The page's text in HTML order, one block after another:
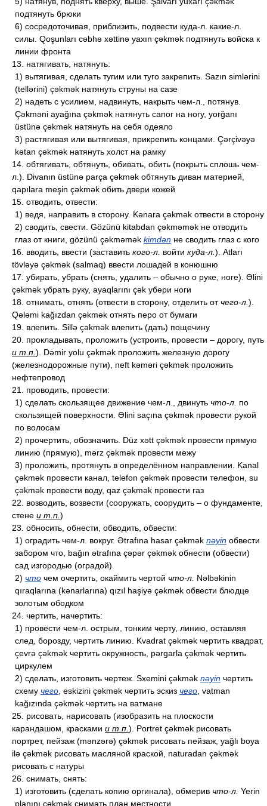
подтянуть брюки
6) сосредоточивая, приблизить, подвести куда-л. какие-л.
силы. Qoşunları cəbhə xəttinə yaxın çəkmək подтянуть войска к
линии фронта
13. натягивать, натянуть:
1) вытягивая, сделать тугим или туго закрепить. Sazın simlərini
(tellərini) çəkmək натянуть струны на сазе
2) надеть с усилием, надвинуть, накрыть чем-л., потянув.
Çəkməni ayağına çəkmək натянуть сапог на ногу, yorğanı
üstünə çəkmək натянуть на себя одеяло
3) растягивая или вытягивая, прикрепить концами. Çərçivəyə
kətan çəkmək натянуть холст на рамку
14. обтягивать, обтянуть, обивать, обить (покрыть сплошь чем-
л.). Divanın üstünə parça çəkmək обтянуть диван материей,
qapılara meşin çəkmək обить двери кожей
15. отводить, отвести:
1) ведя, направить в сторону. Kənara çəkmək отвести в сторону
2) сводить, свести. Gözünü kitabdan çəkməmək не отводить
глаз от книги, gözünü çəkməmək kimdən не сводить глаз с кого
16. вводить, ввести (заставить кого-л. войти куда-л. ). Atları
tövləyə çəkmək (salmaq) ввести лошадей в конюшню
17. убирать, убрать (снять, удалить – обычно о руке, ноге). Əlini
çəkmək убрать руку, ayaqlarını çək убери ноги
18. отнимать, отнять (отвести в сторону, отделить от чего-л. ).
Qələmi kağızdan çəkmək отнять перо от бумаги
19. влепить. Sillə çəkmək влепить (дать) пощечину
20. прокладывать, проложить (устроить, провести – дорогу, путь
и т.п. ). Dəmir yolu çəkmək проложить железную дорогу
(железнодорожные пути), neft kəməri çəkmək проложить
нефтепровод
21. проводить, провести:
1) сделать скользящее движение чем-л., двинуть что-л. по
скользящей поверхности. Əlini saçına çəkmək провести рукой
по волосам
2) прочертить, обозначить. Düz xətt çəkmək провести прямую
линию (прямую), mərz çəkmək провести межу
3) проложить, протянуть в определённом направлении. Kanal
çəkmək провести канал, telefon çəkmək провести телефон, su
çəkmək провести воду, qaz çəkmək провести газ
22. возводить, возвести (сооружать, соорудить – о фундаменте,
стене и т.п. )
23. обносить, обнести, обводить, обвести:
1) оградить чем-л. вокруг. Ətrafına hasar çəkmək nəyin обвести
забором что, bağın ətrafına çəpər çəkmək обнести (обвести)
сад изгородью (оградой)
2) что чем очертить, окаймить чертой что-л. Nəlbəkinin
qıraqlarına (kənarlarına) qızıl haşiyə çəkmək обвести блюдце
золотым ободком
24. чертить, начертить:
1) провести чем-л. острым, тонким черту, линию, оставляя
след, борозду, чертить линию. Kvadrat çəkmək чертить квадрат,
çevrə çəkmək чертить окружность, pərgarla çəkmək чертить
циркулем
2) сделать, изготовить чертеж. Sxemini çəkmək nəyin чертить
схему чего , eskizini çəkmək чертить эскиз чего , vatman
kağızında çəkmək чертить на ватмане
25. рисовать, нарисовать (изобразить на плоскости
карандашом, красками и т.п. ). Portret çəkmək рисовать
портрет, пейзаж (mənzərə) çəkmək рисовать пейзаж, yağlı boya
ilə çəkmək рисовать масляной краской, naturadan çəkmək
рисовать с натуры
26. снимать, снять:
1) изготовить (сделать копию оргинала), обмерив что-л. Yerin
planını çəkmək снимать план местности